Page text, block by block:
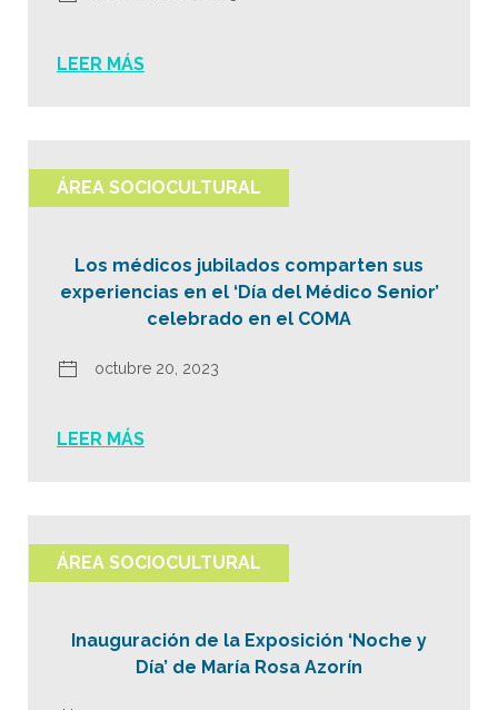
LEER MÁS
ÁREA SOCIOCULTURAL
Los médicos jubilados comparten sus
experiencias en el ‘Día del Médico Senior’
celebrado en el COMA
octubre 20, 2023
LEER MÁS
ÁREA SOCIOCULTURAL
Inauguración de la Exposición ‘Noche y
Día’ de María Rosa Azorín